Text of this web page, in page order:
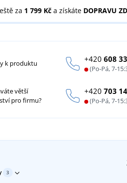
za 1 799 Kč a získáte DOPRAVU
k produktu +420608
(Po-Pá, 7-
větší
pro firmu?
+420703
(Po-Pá, 7-
3